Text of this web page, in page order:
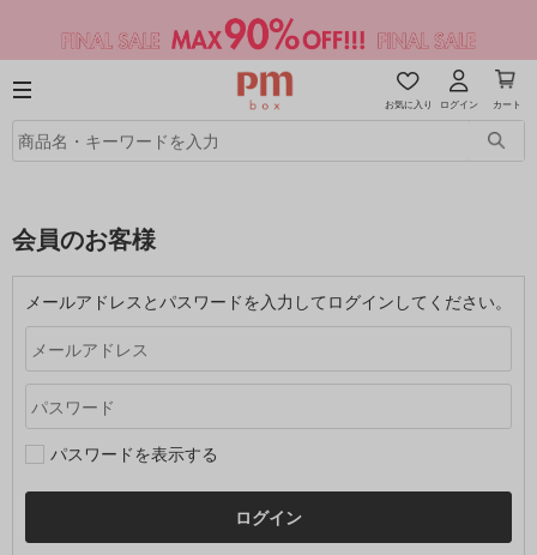
お気に入り ログイン カート
会員のお客様
メールアドレスとパスワードを入力してログインしてください。
パスワードを表示する